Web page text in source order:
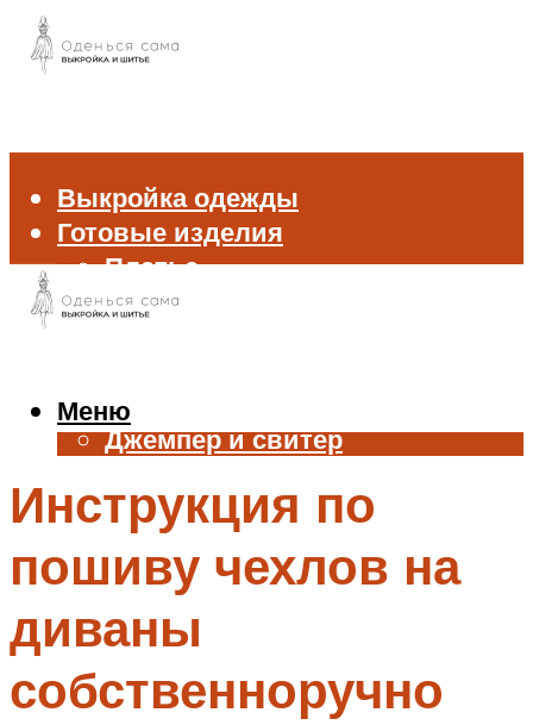
Выкройка одежды
Готовые изделия
Платье
Брюки
Жилет
Джемпер и свитер
Аксессуары
Меню
Меню
Инструкция по
пошиву чехлов на
диваны
собственноручно